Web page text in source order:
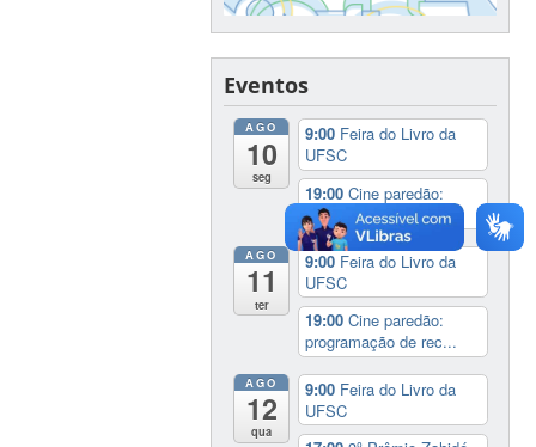
Eventos
AGO
10
seg
9:00 Feira do Livro da
UFSC
19:00Cine paredão:
programação de rec...
AGO
11
ter
9:00 Feira do Livro da
UFSC
19:00Cine paredão:
programação de rec...
AGO
12
qua
9:00 Feira do Livro da
UFSC